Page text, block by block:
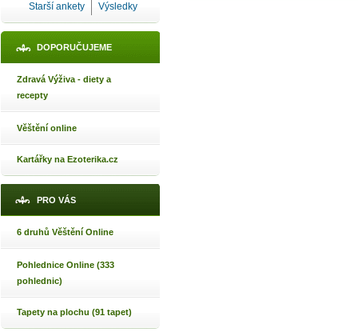
Starší ankety Výsledky
DOPORUČUJEME
Zdravá Výživa - diety a
recepty
Věštění online
Kartářky na Ezoterika.cz
PRO VÁS
6 druhů Věštění Online
Pohlednice Online (333
pohlednic)
Tapety na plochu (91 tapet)